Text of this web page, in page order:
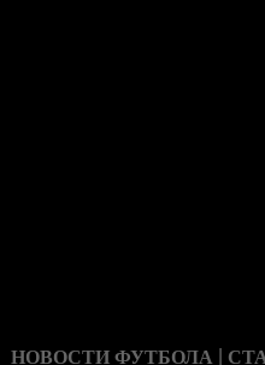
НОВОСТИ ФУТБОЛА |